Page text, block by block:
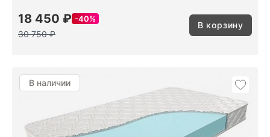
18 450 ₽ 40%
30 750 ₽
В корзину
В наличии